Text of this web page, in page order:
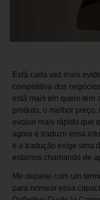
Está cada vez mais
competitiva dos
está mais em quem tem
produto, o melhor
evoluir mais rápido que
agora é traduzir essa
e a tradução exige uma
estamos chamando de
Me deparei com um
para nomear essa